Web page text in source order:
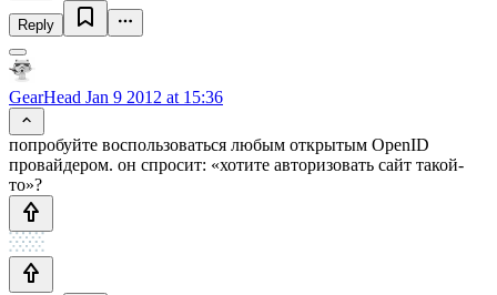
Reply
GearHead Jan 9 2012 at 15:36
попробуйте воспользоваться любым открытым OpenID
провайдером. он спросит: «хотите авторизовать сайт такой-
то»?